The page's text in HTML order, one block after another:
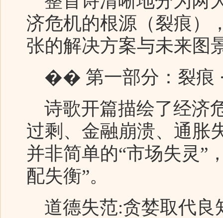
济危机的根源（裂痕）
张的解决方案与未来图
�� 第一部分：裂痕
诗歌开篇描绘了经济
过剩、金融崩溃、通胀
并非简单的“市场失灵”
配失衡”。
道德失范:贪婪取代良